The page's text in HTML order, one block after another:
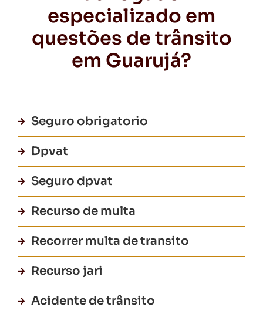
especializado em
questões de trânsito
em Guarujá?
Seguro obrigatorio
Dpvat
Seguro dpvat
Recurso de multa
Recorrer multa de transito
Recurso jari
Acidente de trânsito